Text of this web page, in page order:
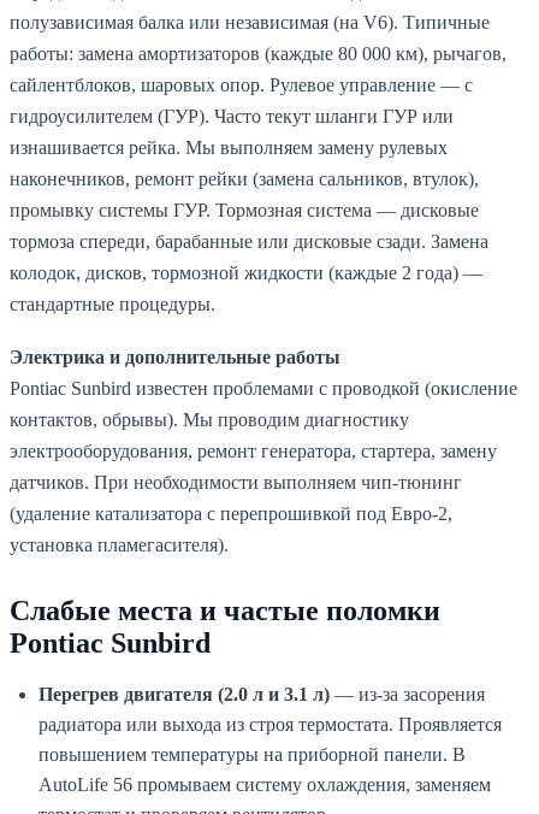
полузависимая балка или независимая (на V6). Типичные
работы: замена амортизаторов (каждые 80 000 км), рычагов,
сайлентблоков, шаровых опор. Рулевое управление — с
гидроусилителем (ГУР). Часто текут шланги ГУР или
изнашивается рейка. Мы выполняем замену рулевых
наконечников, ремонт рейки (замена сальников, втулок),
промывку системы ГУР. Тормозная система — дисковые
тормоза спереди, барабанные или дисковые сзади. Замена
колодок, дисков, тормозной жидкости (каждые 2 года) —
стандартные процедуры.
Электрика и дополнительные работы
Pontiac Sunbird известен проблемами с проводкой (окисление
контактов, обрывы). Мы проводим диагностику
электрооборудования, ремонт генератора, стартера, замену
датчиков. При необходимости выполняем чип-тюнинг
(удаление катализатора с перепрошивкой под Евро-2,
установка пламегасителя).
Слабые места и частые поломки
Pontiac Sunbird
Перегрев двигателя (2.0 л и 3.1 л) — из-за засорения
радиатора или выхода из строя термостата. Проявляется
повышением температуры на приборной панели. В
AutoLife 56 промываем систему охлаждения, заменяем